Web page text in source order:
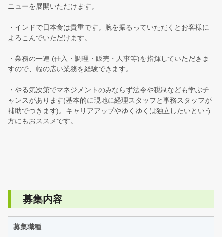
ニューを展開いただけます。
・インドで日本食は貴重です。腕を振るっていただくとお客様に
よろこんでいただけます。
・業務の一連 (仕入・調理・販売・人事等)を指揮していただきま
すので、幅の広い業務を経験できます。
・やる気次第でマネジメントのみならず法令や税制なども学ぶチ
ャンスがあります(基本的に現地に経理スタッフと事務スタッフが
補助でつきます)。キャリアアップやゆくゆくは独立したいという
方にもおススメです。
募集内容
募集職種